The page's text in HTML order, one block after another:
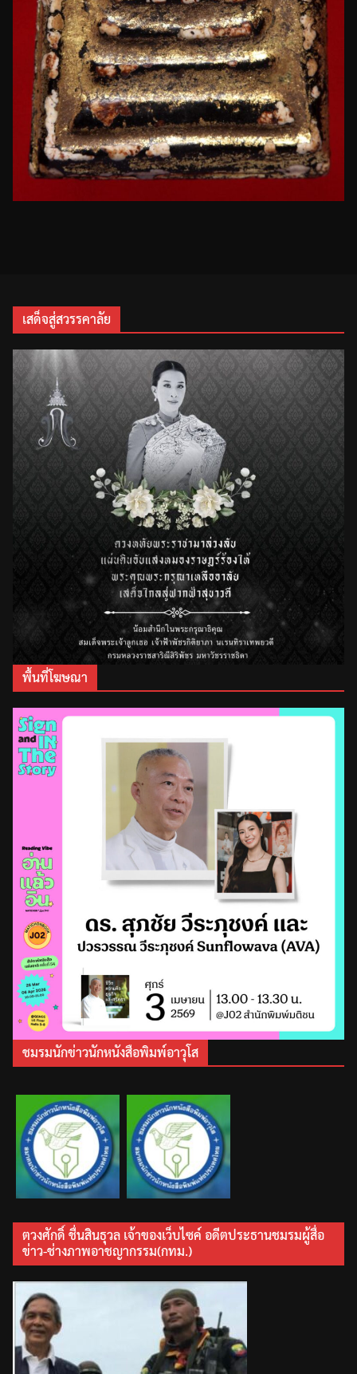
เสด็จสู่สวรรคาลัย
พื้นที่โฆษณา
ชมรมนักข่าวนักหนังสือพิมพ์อาวุโส
ตวงศักดิ์ ชื่นสินธุวล เจ้าของเว็บไซค์ อดีตประธานชมรมผู้สื่อ
ข่าว-ช่างภาพอาชญากรรม(กทม.)